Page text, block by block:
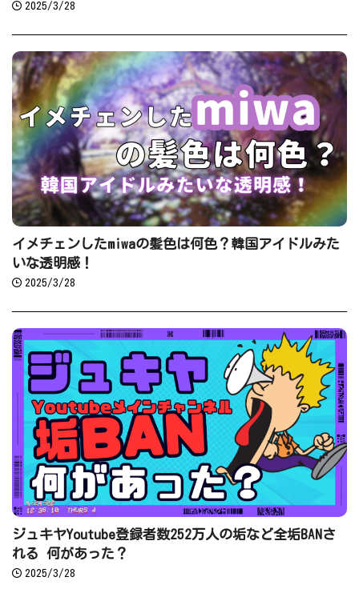
2025/3/28
イメチェンしたmiwaの髪色は何色？韓国アイドルみた
いな透明感！
2025/3/28
ジュキヤYoutube登録者数252万人の垢など全垢BANさ
れる 何があった？
2025/3/28